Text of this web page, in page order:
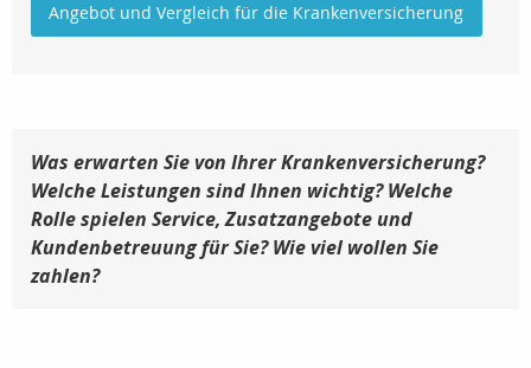
Angebot und Vergleich für die Krankenversicherung
Was erwarten Sie von Ihrer Krankenversicherung?
Welche Leistungen sind Ihnen wichtig? Welche
Rolle spielen Service, Zusatzangebote und
Kundenbetreuung für Sie? Wie viel wollen Sie
zahlen?